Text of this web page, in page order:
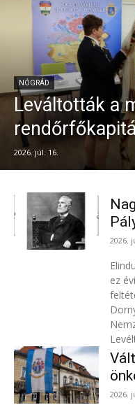
NÓGRÁD
Leváltották a
2026. júl. 16.
2026.
ez évi
2026.